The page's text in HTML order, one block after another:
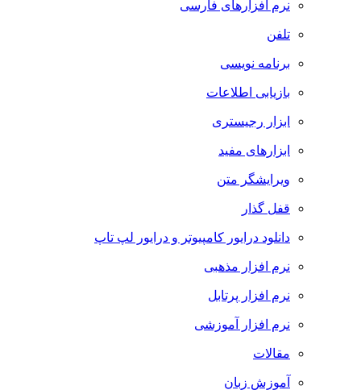
نرم افزارهای فارسی
تلفن
برنامه نویسی
بازیابی اطلاعات
ابزار رجیستری
ابزارهای مفید
ویرایشگر متن
قفل گذار
دانلود درایور کامپیوتر و درایور لپ تاپ
نرم افزار مذهبی
نرم افزار پرتابل
نرم افزار آموزشی
مقالات
آموزش زبان